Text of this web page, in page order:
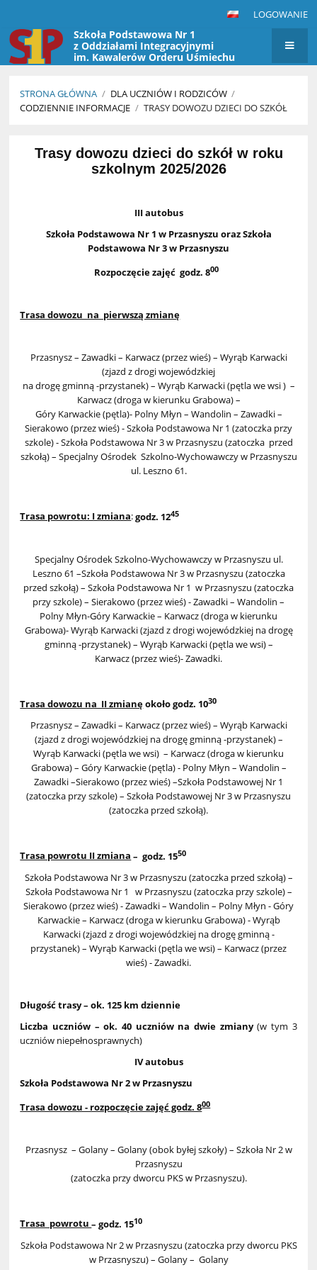
LOGOWANIE
Szkoła Podstawowa Nr 1
z Oddziałami Integracyjnymi
im. Kawalerów Orderu Uśmiechu
w Przasnyszu
STRONA GŁÓWNA / DLA UCZNIÓW I RODZICÓW /
CODZIENNIE INFORMACJE / TRASY DOWOZU DZIECI DO SZKÓŁ
Trasy
dowozu
Trasy dowozu dzieci do szkół w roku
szkolnym 2025/2026
III autobus
Szkoła Podstawowa Nr 1 w Przasnyszu oraz Szkoła
Podstawowa Nr 3 w Przasnyszu
Rozpoczęcie zajęć godz. 800
Trasa dowozu na pierwszą zmianę
Przasnysz – Zawadki – Karwacz (przez wieś) – Wyrąb Karwacki
(zjazd z drogi wojewódzkiej
na drogę gminną -przystanek) – Wyrąb Karwacki (pętla we wsi ) –
Karwacz (droga w kierunku Grabowa) –
Góry Karwackie (pętla)- Polny Młyn – Wandolin – Zawadki –
Sierakowo (przez wieś) - Szkoła Podstawowa Nr 1 (zatoczka przy
szkole) - Szkoła Podstawowa Nr 3 w Przasnyszu (zatoczka przed
szkołą) – Specjalny Ośrodek Szkolno-Wychowawczy w Przasnyszu
ul. Leszno 61.
Trasa powrotu: I zmiana:godz. 1245
Specjalny Ośrodek Szkolno-Wychowawczy w Przasnyszu ul.
Leszno 61 –Szkoła Podstawowa Nr 3 w Przasnyszu (zatoczka
przed szkołą) – Szkoła Podstawowa Nr 1 w Przasnyszu (zatoczka
przy szkole) – Sierakowo (przez wieś) - Zawadki – Wandolin –
Polny Młyn-Góry Karwackie – Karwacz (droga w kierunku
Grabowa)- Wyrąb Karwacki (zjazd z drogi wojewódzkiej na drogę
gminną -przystanek) – Wyrąb Karwacki (pętla we wsi) –
Karwacz (przez wieś)- Zawadki.
Trasa dowozu na II zmianęokoło godz. 1030
Przasnysz – Zawadki – Karwacz (przez wieś) – Wyrąb Karwacki
(zjazd z drogi wojewódzkiej na drogę gminną -przystanek) –
Wyrąb Karwacki (pętla we wsi) – Karwacz (droga w kierunku
Grabowa) – Góry Karwackie (pętla) - Polny Młyn – Wandolin –
Zawadki –Sierakowo (przez wieś) –Szkoła Podstawowej Nr 1
(zatoczka przy szkole) – Szkoła Podstawowej Nr 3 w Przasnyszu
(zatoczka przed szkołą).
Trasa powrotu II zmiana – godz. 1550
Szkoła Podstawowa Nr 3 w Przasnyszu (zatoczka przed szkołą) –
Szkoła Podstawowa Nr 1 w Przasnyszu (zatoczka przy szkole) –
Sierakowo (przez wieś) - Zawadki – Wandolin – Polny Młyn - Góry
Karwackie – Karwacz (droga w kierunku Grabowa) - Wyrąb
Karwacki (zjazd z drogi wojewódzkiej na drogę gminną -
przystanek) – Wyrąb Karwacki (pętla we wsi) – Karwacz (przez
wieś) - Zawadki.
Długość trasy – ok. 125 km dziennie
Liczba uczniów – ok. 40 uczniów na dwie zmiany(w tym 3
uczniów niepełnosprawnych)
IV autobus
Szkoła Podstawowa Nr 2 w Przasnyszu
Trasa dowozu - rozpoczęcie zajęć godz. 800
Przasnysz – Golany – Golany (obok byłej szkoły) – Szkoła Nr 2 w
Przasnyszu
(zatoczka przy dworcu PKS w Przasnyszu).
Trasa powrotu– godz. 1510
Szkoła Podstawowa Nr 2 w Przasnyszu (zatoczka przy dworcu PKS
w Przasnyszu) – Golany – Golany